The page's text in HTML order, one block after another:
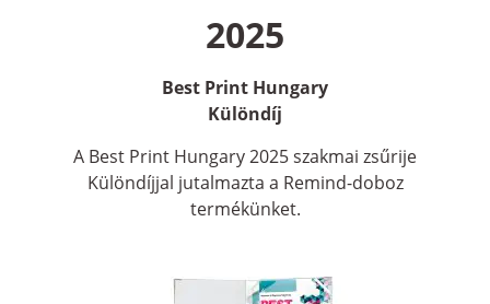
2025
Best Print Hungary
Különdíj
A Best Print Hungary 2025 szakmai zsűrije
Különdíjjal jutalmazta a Remind-doboz
termékünket.